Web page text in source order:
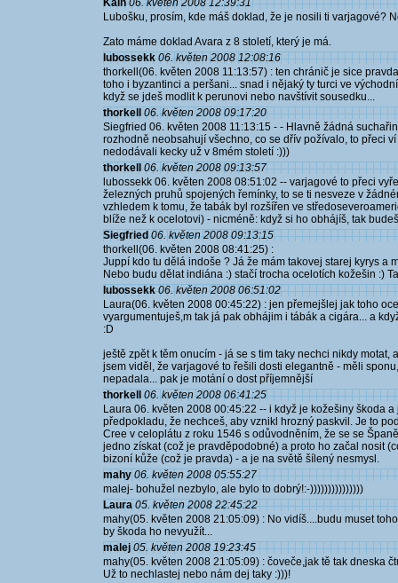
Kain 06. květen 2008 12:39:31
Lubošku, prosím, kde máš doklad, že je nosili ti varjagové?
Zato máme doklad Avara z 8 století, který je má.
lubossekk 06. květen 2008 12:08:16
thorkell(06. květen 2008 11:13:57) : ten chránič je sice
toho i byzantinci a peršani... snad i nějaký ty turci ve
když se jdeš modlit k perunovi nebo navštívit sousedku...
thorkell 06. květen 2008 09:17:20
Siegfried 06. květen 2008 11:13:15 - - Hlavně žádná
rozhodně neobsahují všechno, co se dřív požívalo, to přeci
nedodávali kecky už v 8mém století :)))
thorkell 06. květen 2008 09:13:57
lubossekk 06. květen 2008 08:51:02 -- varjagové to přeci
železných pruhů spojených řemínky, to se ti nesveze v
vzhledem k tomu, že tabák byl rozšířen ve
blíže než k ocelotovi) - nicméně: když si ho obhájíš, tak
Siegfried 06. květen 2008 09:13:15
thorkell(06. květen 2008 08:41:25) :
Juppí kdo tu dělá indoše ? Já že mám takovej starej kyrys a
Nebo budu dělat indiána :) stačí trocha ocelotích kožešin :)
lubossekk 06. květen 2008 06:51:02
Laura(06. květen 2008 00:45:22) : jen přemejšlej jak toho
vyargumentuješ,m tak já pak obhájim i tábák a cigára... a
:D
ještě zpět k těm onucím - já se s tim taky nechci nikdy
jsem viděl, že varjagové to řešili dosti elegantně - měli
nepadala... pak je motání o dost příjemnější
thorkell 06. květen 2008 06:41:25
Laura 06. květen 2008 00:45:22 -- i když je kožešiny škoda
předpokladu, že nechceš, aby vznikl hrozný paskvil. Je to
Cree v celoplátu z roku 1546 s odůvodněním, že se se
jedno získat (což je pravděpodobné) a proto ho začal nosit
bizoní kůže (což je pravda) - a je na světě šílený nesmysl.
mahy 06. květen 2008 05:55:27
malej- bohužel nezbylo, ale bylo to dobrý!:-)))))))))))))))
Laura 05. květen 2008 22:45:22
mahy(05. květen 2008 21:05:09) : No vidíš....budu muset
by škoda ho nevyužít...
malej 05. květen 2008 19:23:45
mahy(05. květen 2008 21:05:09) : čoveče,jak tě tak dneska
Už to nechlastej nebo nám dej taky :)))!